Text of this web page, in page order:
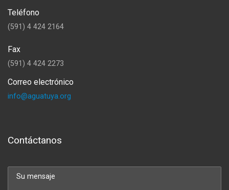
Teléfono
(591) 4 424 2164
Fax
(591) 4 424 2273
Correo electrónico
info@aguatuya.org
Contáctanos